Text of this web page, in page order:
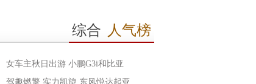
综合 人气榜
女车主秋日出游 小鹏G3i和比亚
驾趣燃擎 实力凯旋 东风悦达起亚